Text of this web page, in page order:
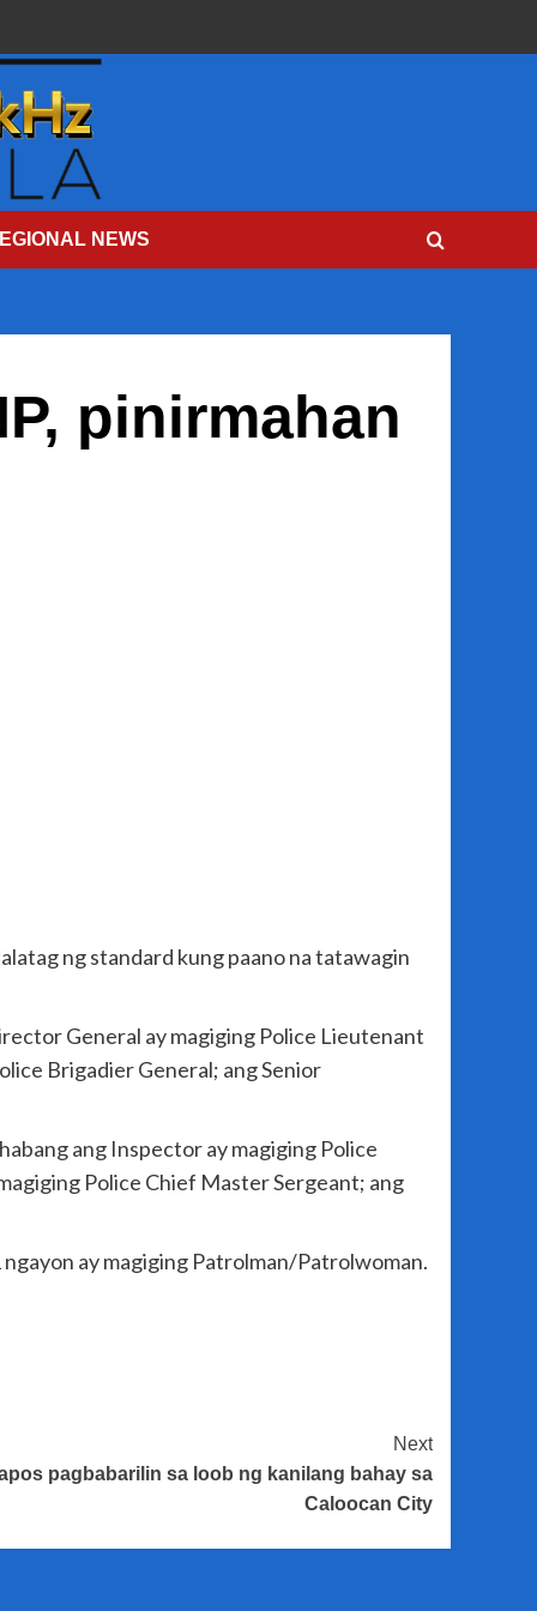
NEWS
pinirmahan
ng standard kung paano na tatawagin
General ay magiging Police Lieutenant
Brigadier General; ang Senior
ang Inspector ay magiging Police
Police Chief Master Sergeant; ang
ay magiging Patrolman/Patrolwoman.
Next
pagbabarilin sa loob ng kanilang bahay sa
Caloocan City